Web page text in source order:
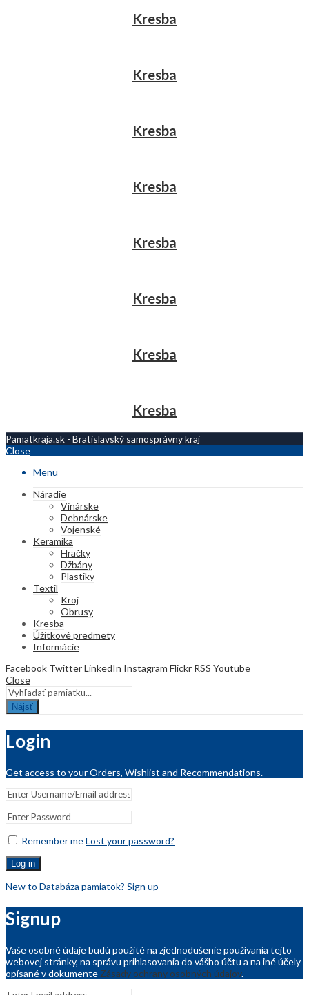
Kresba
Kresba
Kresba
Kresba
Kresba
Kresba
Kresba
Kresba
Pamatkraja.sk - Bratislavský samosprávny kraj
Close
Menu
Náradie
Vinárske
Debnárske
Vojenské
Keramika
Hračky
Džbány
Plastiky
Textil
Kroj
Obrusy
Kresba
Úžitkové predmety
Informácie
Facebook TwitterLinkedIn Instagram Flickr RSS Youtube
Close
Nájsť
Login
Get access to your Orders, Wishlist and Recommendations.
Remember meLost your password?
Log in
New to Databáza pamiatok? Sign up
Signup
Vaše osobné údaje budú použité na zjednodušenie používania tejto
webovej stránky, na správu prihlasovania do vášho účtu a na iné účely
opísané v dokumente Zásady ochrany osobných údajov.